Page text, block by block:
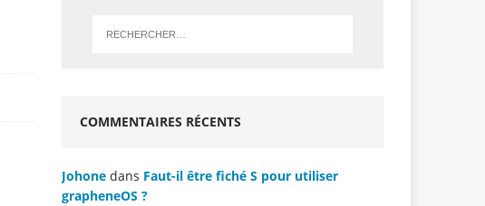
COMMENTAIRES RÉCENTS
Johone dans Faut-il être fiché S pour utiliser
grapheneOS ?